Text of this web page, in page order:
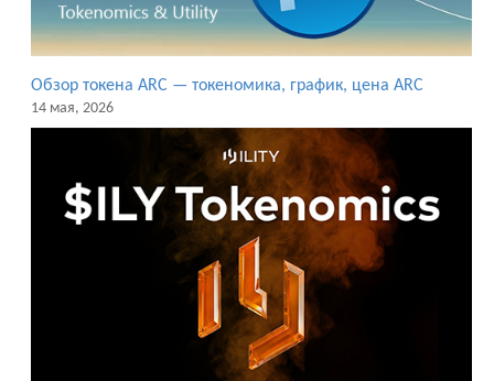
Обзор токена ARC — токеномика, график, цена ARC
14 мая, 2026